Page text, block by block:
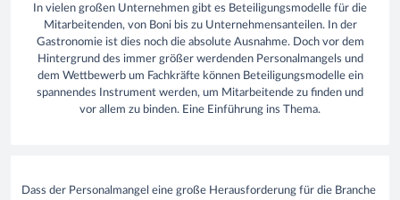
In vielen großen Unternehmen gibt es Beteiligungsmodelle für die
Mitarbeitenden, von Boni bis zu Unternehmensanteilen. In der
Gastronomie ist dies noch die absolute Ausnahme. Doch vor dem
Hintergrund des immer größer werdenden Personalmangels und
dem Wettbewerb um Fachkräfte können Beteiligungsmodelle ein
spannendes Instrument werden, um Mitarbeitende zu finden und
vor allem zu binden. Eine Einführung ins Thema.
Dass der Personalmangel eine große Herausforderung für die Branche